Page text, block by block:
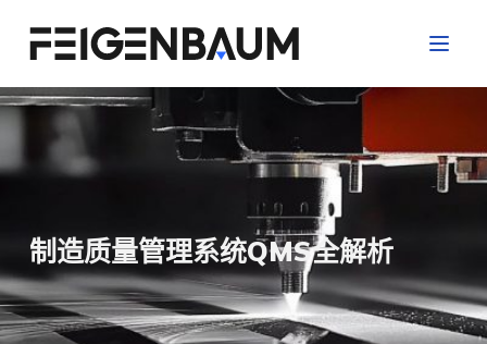
跳
过
内
制造质量管理系统QMS全解析